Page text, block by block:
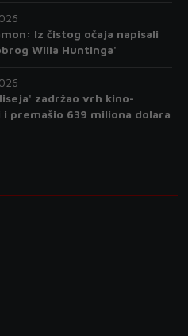
Iz čistog očaja napisali
Willa Huntinga'
zadržao vrh kino-
i premašio 639 miliona dolara